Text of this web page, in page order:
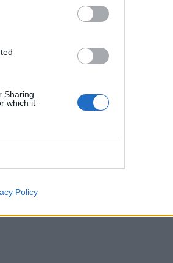
Sharing
which it
Policy
της
τα
Skoda:
του νέου
από τη
WEB TV